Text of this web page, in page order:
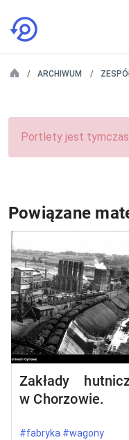
ARCHIWUM
Portlety jest
Powiązane
Zakłady
w Chorzowie.
#fabryka #wagony